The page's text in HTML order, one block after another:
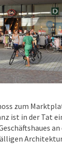
zum
ist in der Tat
an